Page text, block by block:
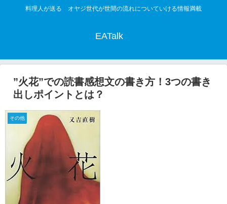
料理人が送る オヤジ世代が世間の流れについていける情報満載
EATalk
”火花”での読書感想文の書き方！3つの書き
出しポイントとは？
その他